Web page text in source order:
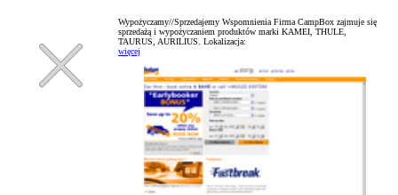
Wypożyczamy//Sprzedajemy Wspomnienia Firma CampBox zajmuje się
sprzedażą i wypożyczaniem produktów marki KAMEI, THULE,
TAURUS, AURILIUS. Lokalizacja:
więcej